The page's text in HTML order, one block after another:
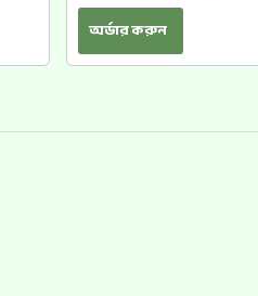
অর্ডার করুন